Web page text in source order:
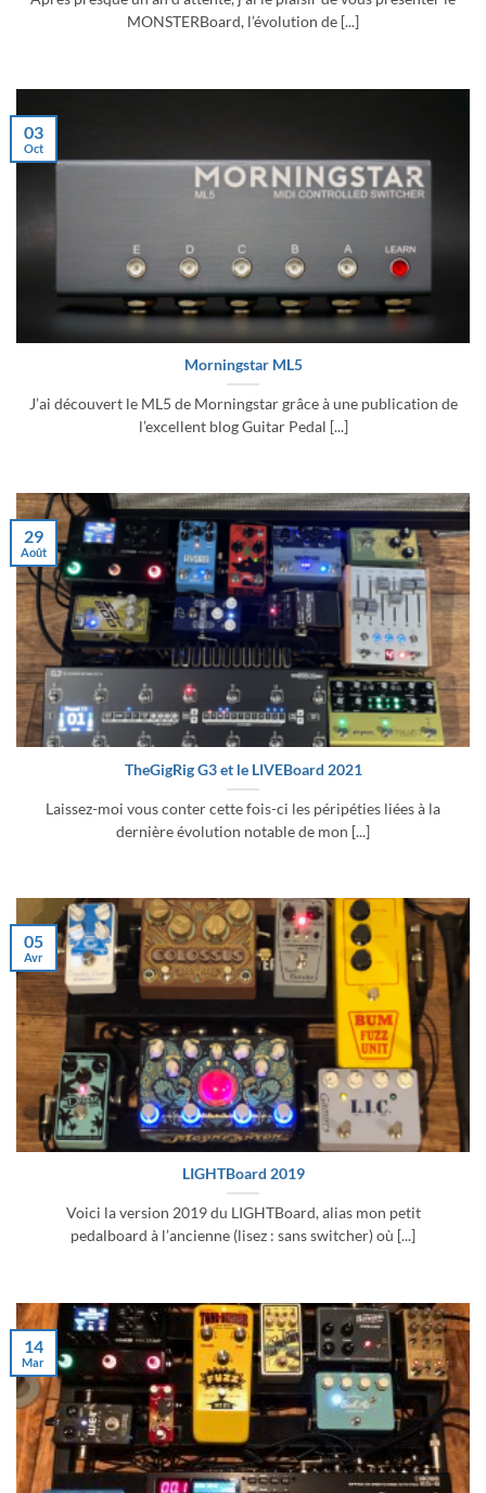
MONSTERBoard, l’évolution de [...]
Morningstar ML5
J’ai découvert le ML5 de Morningstar grâce à une publication de
l’excellent blog Guitar Pedal [...]
03
Oct
TheGigRig G3 et le LIVEBoard 2021
Laissez-moi vous conter cette fois-ci les péripéties liées à la
dernière évolution notable de mon [...]
29
Août
LIGHTBoard 2019
Voici la version 2019 du LIGHTBoard, alias mon petit
pedalboard à l’ancienne (lisez : sans switcher) où [...]
05
Avr
14
Mar